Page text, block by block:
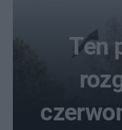
Ten